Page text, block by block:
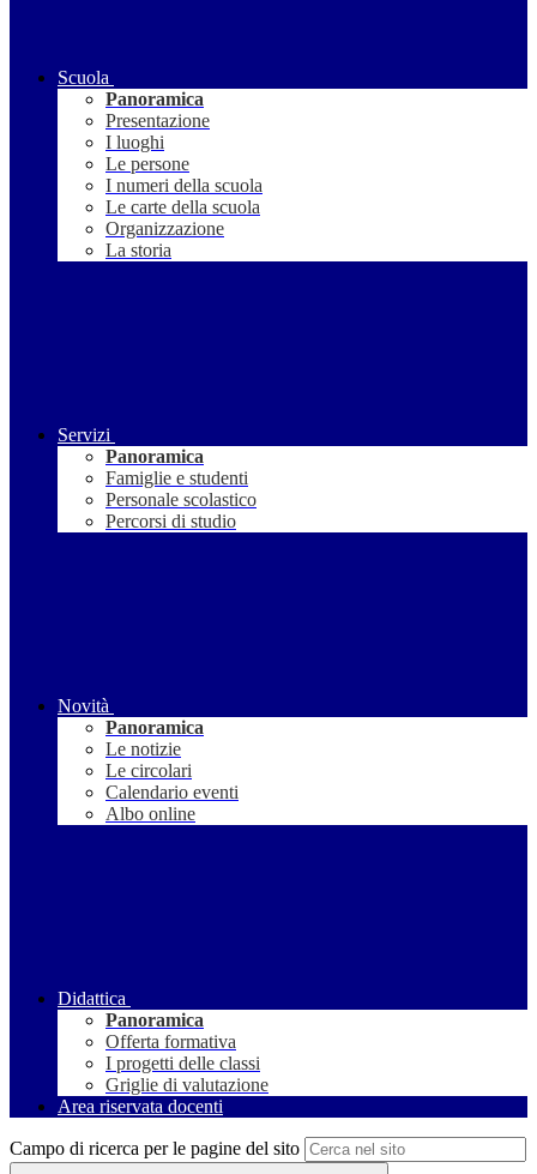
Scuola
Panoramica
Presentazione
I luoghi
Le persone
I numeri della scuola
Le carte della scuola
Organizzazione
La storia
Servizi
Panoramica
Famiglie e studenti
Personale scolastico
Percorsi di studio
Novità
Panoramica
Le notizie
Le circolari
Calendario eventi
Albo online
Didattica
Panoramica
Offerta formativa
I progetti delle classi
Griglie di valutazione
Area riservata docenti
Campo di ricerca per le pagine del sito